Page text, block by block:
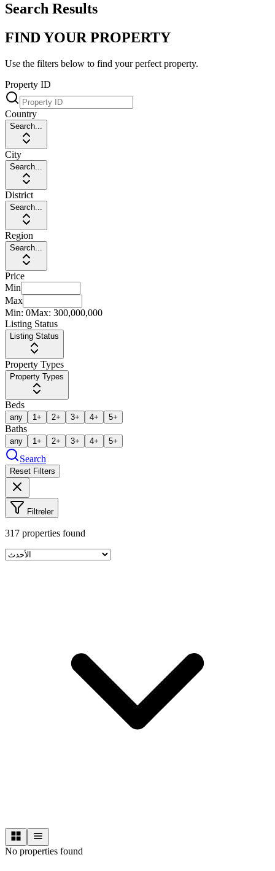
Search Results
FIND YOUR PROPERTY
Use the filters below to find your perfect property.
Property ID
Country
Search...
City
Search...
District
Search...
Region
Search...
Price
Min
Max
Min: 0Max: 300,000,000
Listing Status
Listing Status
Property Types
Property Types
Beds
any 1+ 2+ 3+ 4+ 5+
Baths
any 1+ 2+ 3+ 4+ 5+
Search
Reset Filters
Filtreler
317 properties found
No properties found